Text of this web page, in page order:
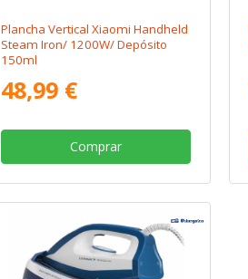
Plancha Vertical Xiaomi Handheld
Steam Iron/ 1200W/ Depósito
150ml
48,99 €
Comprar